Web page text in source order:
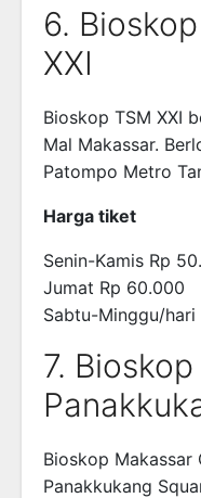
6.
XXI
Bioskop TSM XXI
Mal Makassar.
Patompo Metro
Harga tiket
Senin-Kamis Rp
Jumat Rp 60.000
Sabtu-Minggu/
7.
Bioskop Makassar
Panakkukang